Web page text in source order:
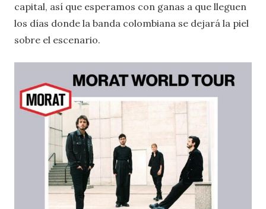
capital, así que esperamos con ganas a que lleguen
los días donde la banda colombiana se dejará la piel
sobre el escenario.